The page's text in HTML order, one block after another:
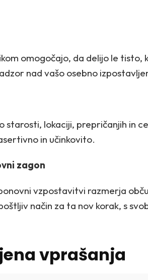
omogočajo, da delijo le tisto,
nad vašo osebno
lokaciji, prepričanjih in
in učinkovito.
zagon
vzpostavitvi razmerja
način za ta nov korak, s
vprašanja